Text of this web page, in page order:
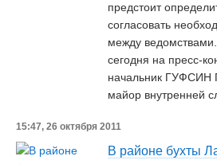
предстоит
согласовать
между
сегодня на пресс-
начальник ГУФСИН
майор внутренней
15:47, 26 октября 2011
В районе бухты